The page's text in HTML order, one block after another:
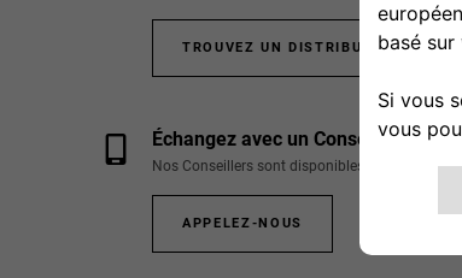
TROUVEZ UN DISTRIBUTEUR
Échangez avec un Conseiller
Nos Conseillers sont disponibles au 08 05 54
APPELEZ-NOUS